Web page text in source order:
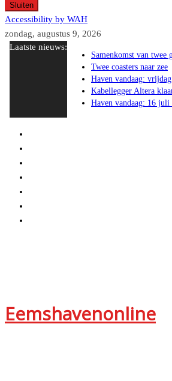
Sluiten
Accessibility by WAH
Ga
naar
zondag, augustus 9, 2026
Laatste nieuws:
Samenkomst van twee
Twee coasters naar zee
Haven vandaag:
Kabellegger Altera
Haven vandaag: 16 juli
Eemshavenonline